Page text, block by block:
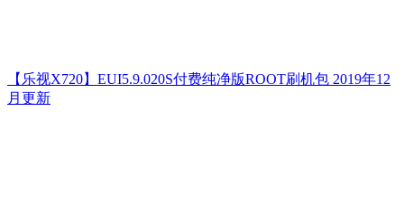
【乐视X720】EUI5.9.020S付费纯净版ROOT刷机包 2019年12
月更新